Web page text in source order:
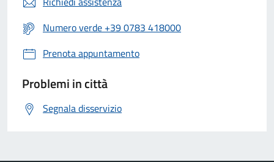
Numero verde +39 0783 418000
Prenota appuntamento
Problemi in città
Segnala disservizio